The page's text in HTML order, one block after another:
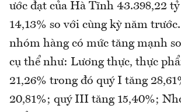
ước đạt của Hà Tĩnh 43.398,22
14,13% so với cùng kỳ năm
nhóm hàng có mức tăng mạnh
cụ thể như: Lương thực, thực
21,26% trong đó quý I tăng
20,81%; quý III tăng 15,40%;